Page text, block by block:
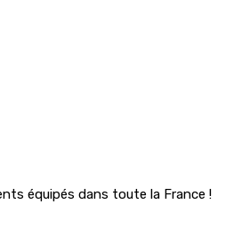
équipés dans toute la France !